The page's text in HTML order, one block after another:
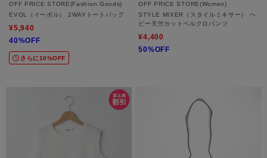
OFF PRICE STORE(Fashion Goods)
EVOL（イーボル） 2WAYトートバッグ
¥5,940
40%OFF
さらに10%OFF
OFF PRICE STORE(Women)
STYLE MIXER（スタイルミキサー） ヘ
ビー天竺カットベルクロパンツ
¥4,400
50%OFF